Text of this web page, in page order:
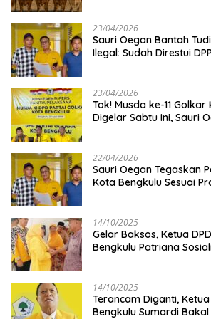
23/04/2026
Sauri Oegan Bantah
Ilegal: Sudah Direstui
23/04/2026
‎Tok! Musda ke-11
Digelar Sabtu Ini, Sauri
22/04/2026
Sauri Oegan Tegaskan
Kota Bengkulu Sesuai
14/10/2025
‎Gelar Baksos, Ketua
Bengkulu Patriana
14/10/2025
Terancam Diganti, Ketua
Bengkulu Sumardi